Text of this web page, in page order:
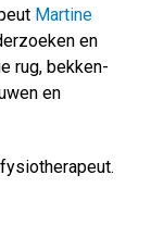
Martine
en
rug, bekken-
en